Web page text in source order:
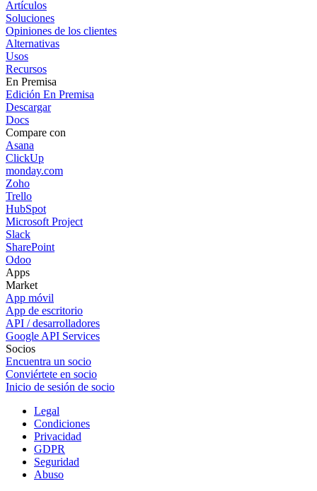
Artículos
Soluciones
Opiniones de los clientes
Alternativas
Usos
Recursos
En Premisa
Edición En Premisa
Descargar
Docs
Compare con
Asana
ClickUp
monday.com
Zoho
Trello
HubSpot
Microsoft Project
Slack
SharePoint
Odoo
Apps
Market
App móvil
App de escritorio
API / desarrolladores
Google API Services
Socios
Encuentra un socio
Conviértete en socio
Inicio de sesión de socio
Legal
Condiciones
Privacidad
GDPR
Seguridad
Abuso